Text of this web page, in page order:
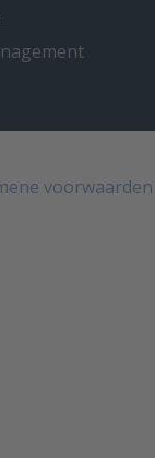
voorwaarden